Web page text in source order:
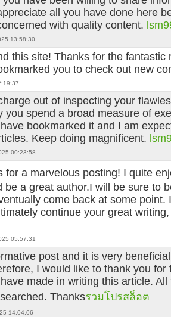
all you have done here
with quality content.
13:58:30
this site! Thanks for the fantastic
you to check out new
out of inspecting your
you spend a broad measure of
bookmarked it and I am
Keep doing magnificent.
00:23:58
for a marvelous posting! I quite
be a great author.I will be sure to
come back at some point.
continue your great
05:57:31
post and it is very
I would like to thank you for
made in writing this article. All
Thanksรวมโปรสล็อต
14:04:06